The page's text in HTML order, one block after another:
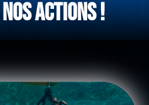
ACTIONS !